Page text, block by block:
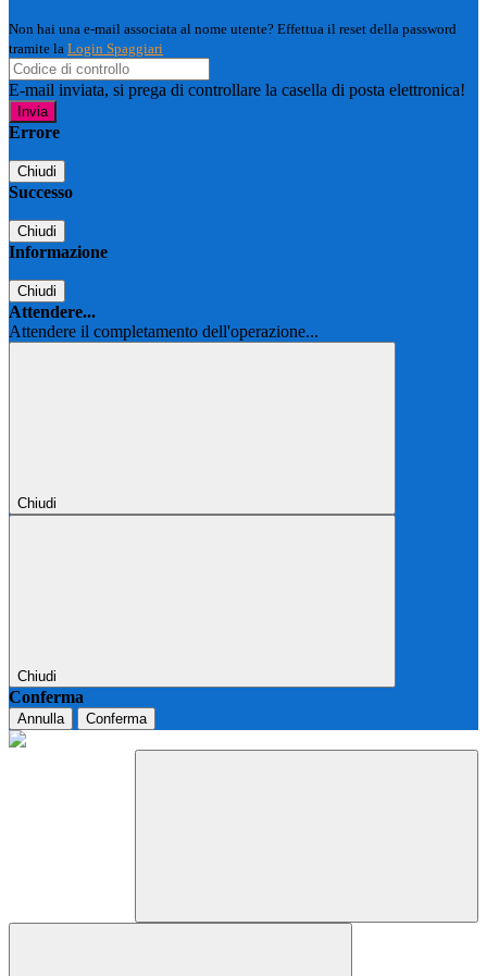
Non hai una e-mail associata al nome utente? Effettua il reset della password
tramite la Login Spaggiari
E-mail inviata, si prega di controllare la casella di posta elettronica!
Errore
Chiudi
Successo
Chiudi
Informazione
Chiudi
Attendere...
Attendere il completamento dell'operazione...
Chiudi
Chiudi
Conferma
Annulla Conferma